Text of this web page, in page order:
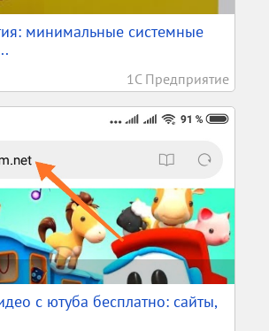
минимальные системные
1С Предприятие
с ютуба бесплатно: сайты,